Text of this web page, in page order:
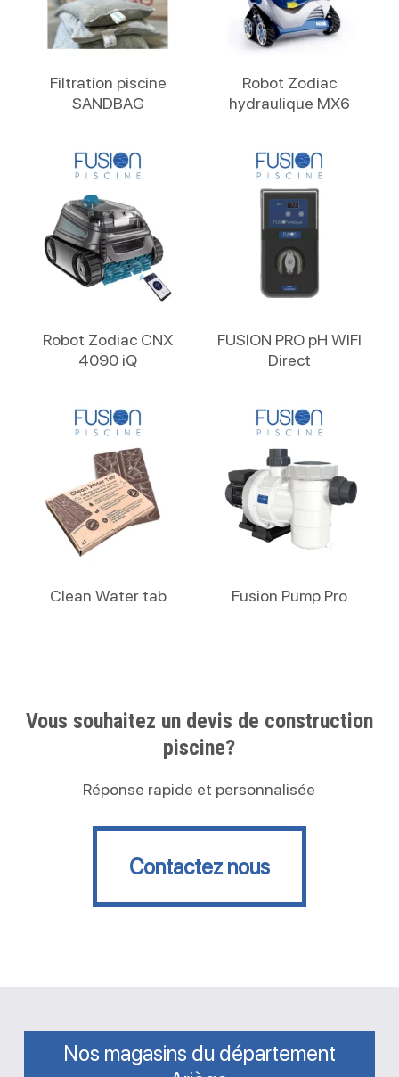
Filtration piscine
SANDBAG
Robot Zodiac
hydraulique MX6
Robot Zodiac CNX
4090 iQ
FUSION PRO pH WIFI
Direct
Clean Water tab Fusion Pump Pro
Vous souhaitez un devis de construction
piscine?
Réponse rapide et personnalisée
Contactez nous
Contactez nous
Nos magasins du département